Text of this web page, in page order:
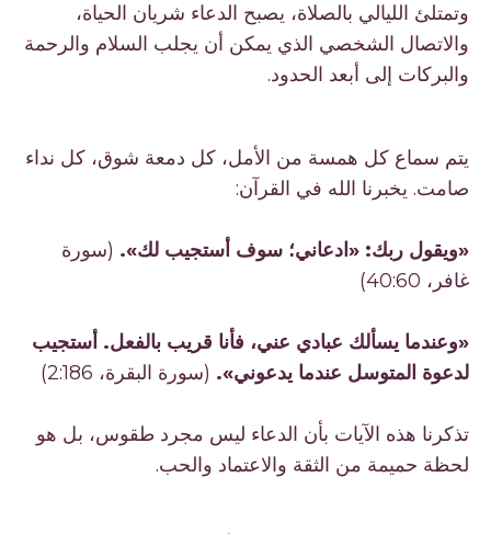
وتمتلئ الليالي بالصلاة، يصبح الدعاء شريان الحياة،
والاتصال الشخصي الذي يمكن أن يجلب السلام والرحمة
والبركات إلى أبعد الحدود.
يتم سماع كل همسة من الأمل، كل دمعة شوق، كل نداء
صامت. يخبرنا الله في القرآن:
«ويقول ربك: «ادعاني؛ سوف أستجيب لك».(سورة
غافر، 40:60)
«وعندما يسألك عبادي عني، فأنا قريب بالفعل. أستجيب
لدعوة المتوسل عندما يدعوني».(سورة البقرة، 2:186)
تذكرنا هذه الآيات بأن الدعاء ليس مجرد طقوس، بل هو
لحظة حميمة من الثقة والاعتماد والحب.